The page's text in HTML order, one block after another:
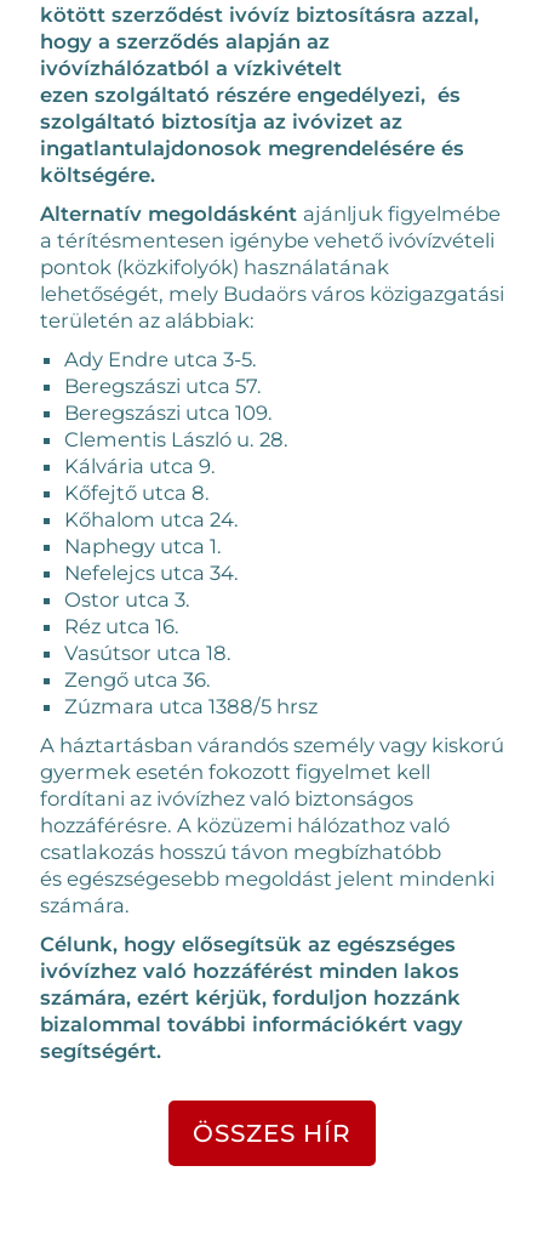
kötött szerződést ivóvíz biztosításra azzal,
hogy a szerződés alapján az
ivóvízhálózatból a vízkivételt
ezen szolgáltató részére engedélyezi, és
szolgáltató biztosítja az ivóvizet az
ingatlantulajdonosok megrendelésére és
költségére.
Alternatív megoldásként ajánljuk figyelmébe
a térítésmentesen igénybe vehető ivóvízvételi
pontok (közkifolyók) használatának
lehetőségét, mely Budaörs város közigazgatási
területén az alábbiak:
Ady Endre utca 3-5.
Beregszászi utca 57.
Beregszászi utca 109.
Clementis László u. 28.
Kálvária utca 9.
Kőfejtő utca 8.
Kőhalom utca 24.
Naphegy utca 1.
Nefelejcs utca 34.
Ostor utca 3.
Réz utca 16.
Vasútsor utca 18.
Zengő utca 36.
Zúzmara utca 1388/5 hrsz
A háztartásban várandós személy vagy kiskorú
gyermek esetén fokozott figyelmet kell
fordítani az ivóvízhez való biztonságos
hozzáférésre. A közüzemi hálózathoz való
csatlakozás hosszú távon megbízhatóbb
és egészségesebb megoldást jelent mindenki
számára.
Célunk, hogy elősegítsük az egészséges
ivóvízhez való hozzáférést minden lakos
számára, ezért kérjük, forduljon hozzánk
bizalommal további információkért vagy
segítségért.
ÖSSZES HÍR